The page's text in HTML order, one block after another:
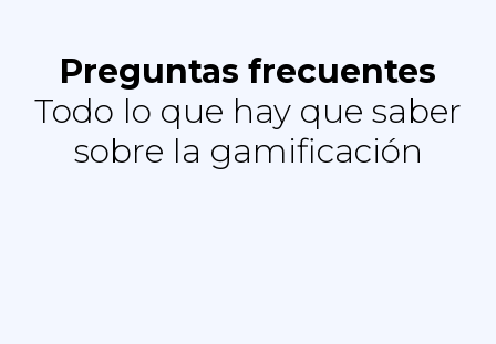
Preguntas frecuentes
Todo lo que hay que saber
sobre la gamificación